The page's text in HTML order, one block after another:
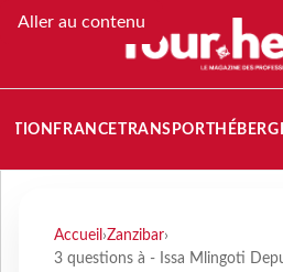
Aller au contenu
FRANCETRANSPORT
Accueil ›Zanzibar›
3 questions à - Issa Mlingoti